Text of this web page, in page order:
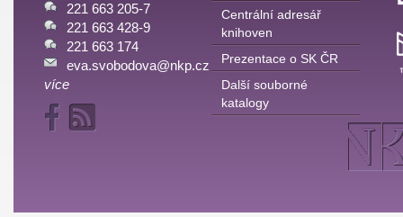
221 663 205-7
221 663 428-9
221 663 174
eva.svobodova@nkp.cz
více
Centrální adresář
knihoven
Prezentace o SK ČR
Další souborné
katalogy